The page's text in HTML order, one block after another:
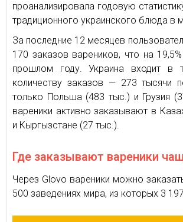
проанализировала годовую
традиционного украинского блюда в
За последние 12 месяцев
170 заказов вареников, что на
прошлом году. Украина входит в
количеству заказов — 273 тысячи
только Польша (483 тыс.) и Грузия
вареники активно заказывают в
и Кыргызстане (27 тыс.).
Где заказывают вареники
Через Glovo вареники можно
500 заведениях мира, из которых 3